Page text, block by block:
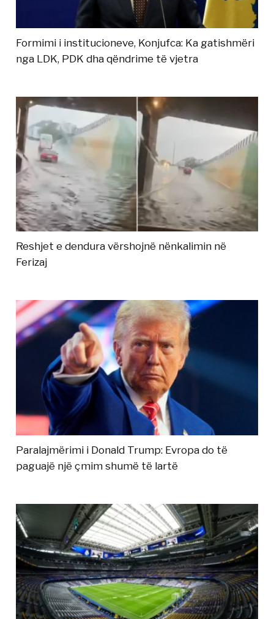
Formimi i institucioneve, Konjufca: Ka gatishmëri
nga LDK, PDK dha qëndrime të vjetra
Reshjet e dendura vërshojnë nënkalimin në
Ferizaj
Paralajmërimi i Donald Trump: Evropa do të
paguajë një çmim shumë të lartë